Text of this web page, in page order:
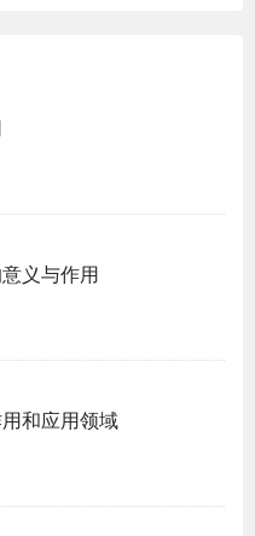
义与作用
和应用领域